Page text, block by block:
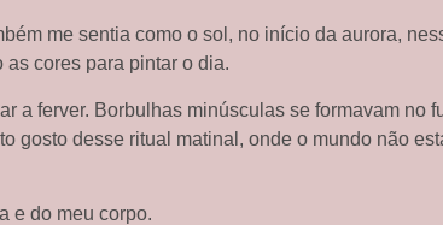
me sentia como o sol, no início da aurora,
cores para pintar o dia.
a ferver. Borbulhas minúsculas se formavam no
gosto desse ritual matinal, onde o mundo não
e do meu corpo.